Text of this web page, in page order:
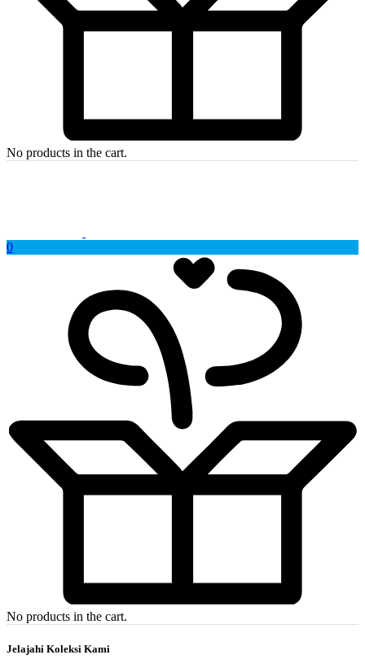
No products in the cart.
0
No products in the cart.
Jelajahi Koleksi Kami